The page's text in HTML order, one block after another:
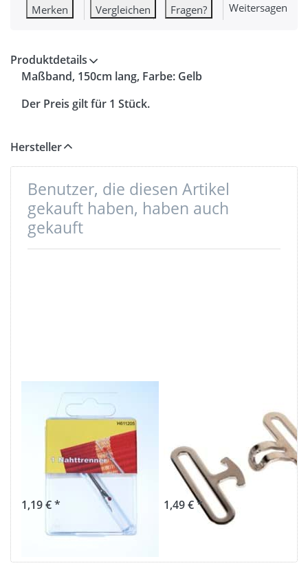
Merken Vergleichen Fragen? Weitersagen
Produktdetails
Maßband, 150cm lang, Farbe: Gelb
Der Preis gilt für 1 Stück.
Hersteller
Benutzer, die diesen Artikel
gekauft haben, haben auch
gekauft
Nahttrenner /
Saumtrenner
Schutzkappe - 1
Stück
1,19 € *
50mm breites
Gurtband - 2-
teilig
1,49 € *